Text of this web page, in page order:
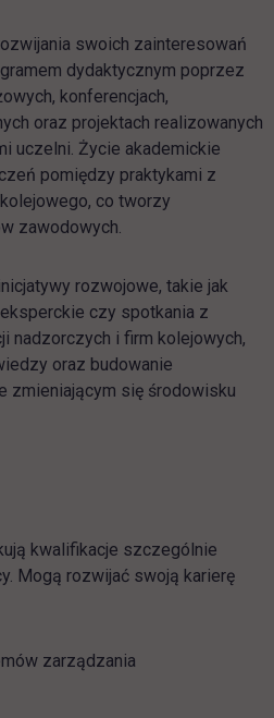
swoich zainteresowań
dydaktycznym poprzez
konferencjach,
oraz projektach realizowanych
uczelni. Życie akademickie
pomiędzy praktykami z
co tworzy
zawodowych.
rozwojowe, takie jak
czy spotkania z
nadzorczych i firm kolejowych,
oraz budowanie
zmieniającym się środowisku
kwalifikacje szczególnie
Mogą rozwijać swoją karierę
zarządzania